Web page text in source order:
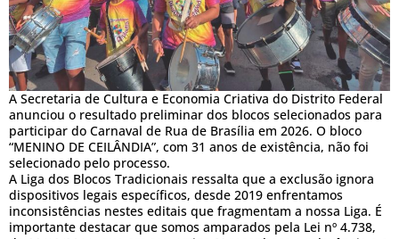
A Secretaria de Cultura e Economia Criativa do Distrito Federal
anunciou o resultado preliminar dos blocos selecionados para
participar do Carnaval de Rua de Brasília em 2026. O bloco
“MENINO DE CEILÂNDIA”, com 31 anos de existência, não foi
selecionado pelo processo.
A Liga dos Blocos Tradicionais ressalta que a exclusão ignora
dispositivos legais específicos, desde 2019 enfrentamos
inconsistências nestes editais que fragmentam a nossa Liga. É
importante destacar que somos amparados pela Lei nº 4.738,